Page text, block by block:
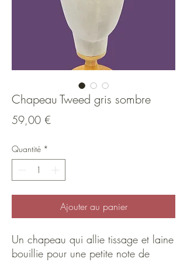
Chapeau Tweed gris sombre
59,00 €
Quantité *
Ajouter au panier
Un chapeau qui allie tissage et laine
bouillie pour une petite note de